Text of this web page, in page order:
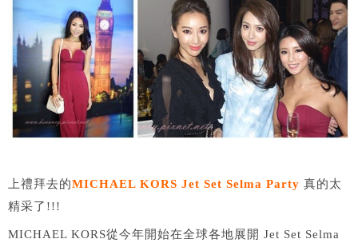
上禮拜去的MICHAEL KORS Jet Set Selma Party 真的太
精采了!!!
MICHAEL KORS從今年開始在全球各地展開 Jet Set Selma